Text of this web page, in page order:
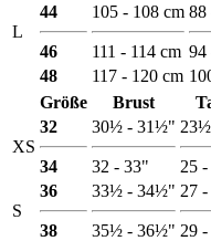
L
44
46
105 - 108 cm
111 - 114 cm
88
94
48
117 - 120 cm
Größe
Brust
XS
32
34
30½ - 31½"
32 - 33" 25
S
36
38
33½ - 34½"
35½ - 36½"
27
29